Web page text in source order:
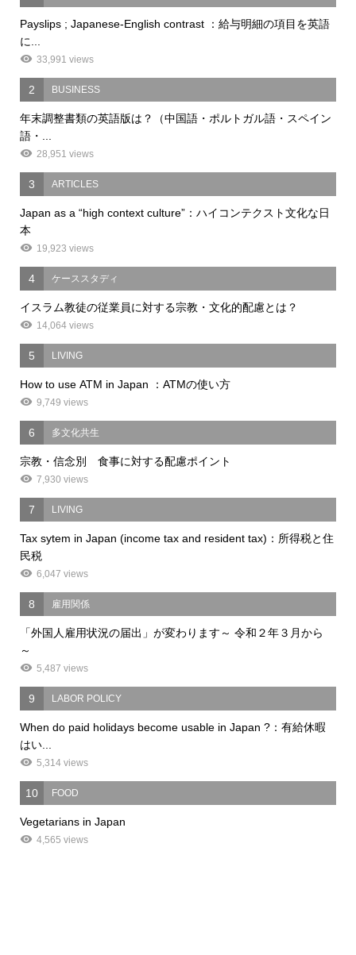
Payslips ; Japanese-English contrast ：給与明細の項目を英語
に...
33,991 views
2 BUSINESS
年末調整書類の英語版は？（中国語・ポルトガル語・スペイン
語・...
28,951 views
3 ARTICLES
Japan as a “high context culture”：ハイコンテクスト文化な日
本
19,923 views
4 ケーススタディ
イスラム教徒の従業員に対する宗教・文化的配慮とは？
14,064 views
5 LIVING
How to use ATM in Japan ：ATMの使い方
9,749 views
6 多文化共生
宗教・信念別 食事に対する配慮ポイント
7,930 views
7 LIVING
Tax sytem in Japan (income tax and resident tax)：所得税と住
民税
6,047 views
8 雇用関係
「外国人雇用状況の届出」が変わります～ 令和２年３月から
～
5,487 views
9 LABOR POLICY
When do paid holidays become usable in Japan ?：有給休暇
はい...
5,314 views
10 FOOD
Vegetarians in Japan
4,565 views